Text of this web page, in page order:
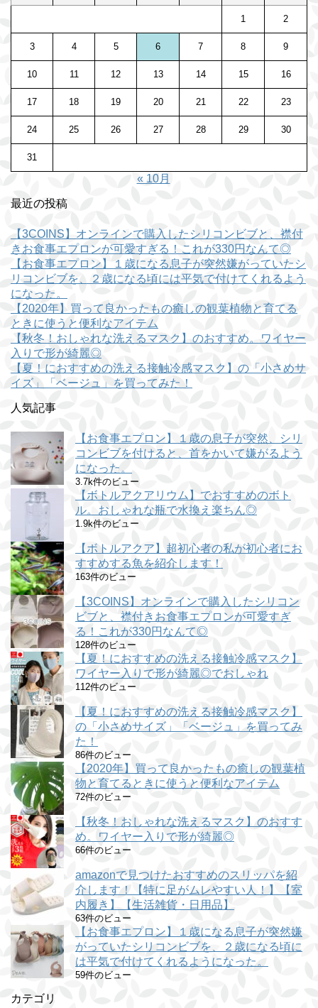
1 2
3 4 5 6 7 8 9
10 11 12 13 14 15 16
17 18 19 20 21 22 23
24 25 26 27 28 29 30
31
« 10月
最近の投稿
【3COINS】オンラインで購入したシリコンビブと、襟付
きお食事エプロンが可愛すぎる！これが330円なんて◎
【お食事エプロン】１歳になる息子が突然嫌がっていたシ
リコンビブを、２歳になる頃には平気で付けてくれるよう
になった。
【2020年】買って良かったもの癒しの観葉植物と育てる
ときに使うと便利なアイテム
【秋冬！おしゃれな洗えるマスク】のおすすめ。ワイヤー
入りで形が綺麗◎
【夏！におすすめの洗える接触冷感マスク】の「小さめサ
イズ」「ベージュ」を買ってみた！
人気記事
【お食事エプロン】１歳の息子が突然、シリ
コンビブを付けると、首をかいて嫌がるよう
になった。
3.7k件のビュー
【ボトルアクアリウム】でおすすめのボト
ル。おしゃれな瓶で水換え楽ちん◎
1.9k件のビュー
【ボトルアクア】超初心者の私が初心者にお
すすめする魚を紹介します！
163件のビュー
【3COINS】オンラインで購入したシリコン
ビブと、襟付きお食事エプロンが可愛すぎ
る！これが330円なんて◎
128件のビュー
【夏！におすすめの洗える接触冷感マスク】
ワイヤー入りで形が綺麗◎でおしゃれ
112件のビュー
【夏！におすすめの洗える接触冷感マスク】
の「小さめサイズ」「ベージュ」を買ってみ
た！
86件のビュー
【2020年】買って良かったもの癒しの観葉植
物と育てるときに使うと便利なアイテム
72件のビュー
【秋冬！おしゃれな洗えるマスク】のおすす
め。ワイヤー入りで形が綺麗◎
66件のビュー
amazonで見つけたおすすめのスリッパを紹
介します！【特に足がムレやすい人！】【室
内履き】【生活雑貨・日用品】
63件のビュー
【お食事エプロン】１歳になる息子が突然嫌
がっていたシリコンビブを、２歳になる頃に
は平気で付けてくれるようになった。
59件のビュー
カテゴリ